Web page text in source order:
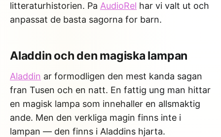
litteraturhistorien. Pa AudioRel har vi valt ut och
anpassat de basta sagorna for barn.
Aladdin och den magiska lampan
Aladdin ar formodligen den mest kanda sagan
fran Tusen och en natt. En fattig ung man hittar
en magisk lampa som innehaller en allsmaktig
ande. Men den verkliga magin finns inte i
lampan — den finns i Aladdins hjarta.